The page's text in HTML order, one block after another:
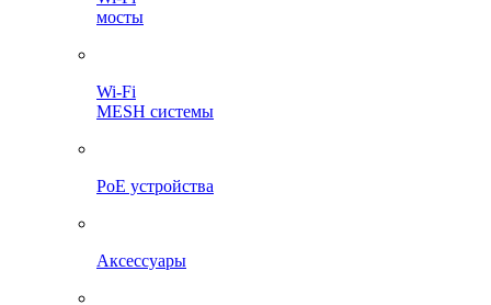
мосты
Wi-Fi
MESH системы
PoE устройства
Аксессуары